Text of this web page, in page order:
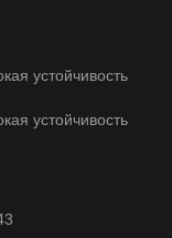
устойчивость
устойчивость